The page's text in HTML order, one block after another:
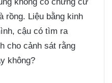
rồng. Liệu bằng kinh
cậu có tìm ra
cho cảnh sát rằng
không?